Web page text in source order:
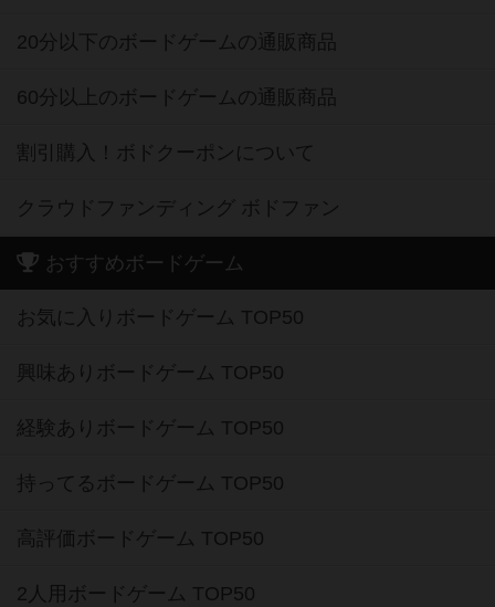
20分以下のボードゲームの通販商品
60分以上のボードゲームの通販商品
割引購入！ボドクーポンについて
クラウドファンディング ボドファン
おすすめボードゲーム
お気に入りボードゲーム TOP50
興味ありボードゲーム TOP50
経験ありボードゲーム TOP50
持ってるボードゲーム TOP50
高評価ボードゲーム TOP50
2人用ボードゲーム TOP50